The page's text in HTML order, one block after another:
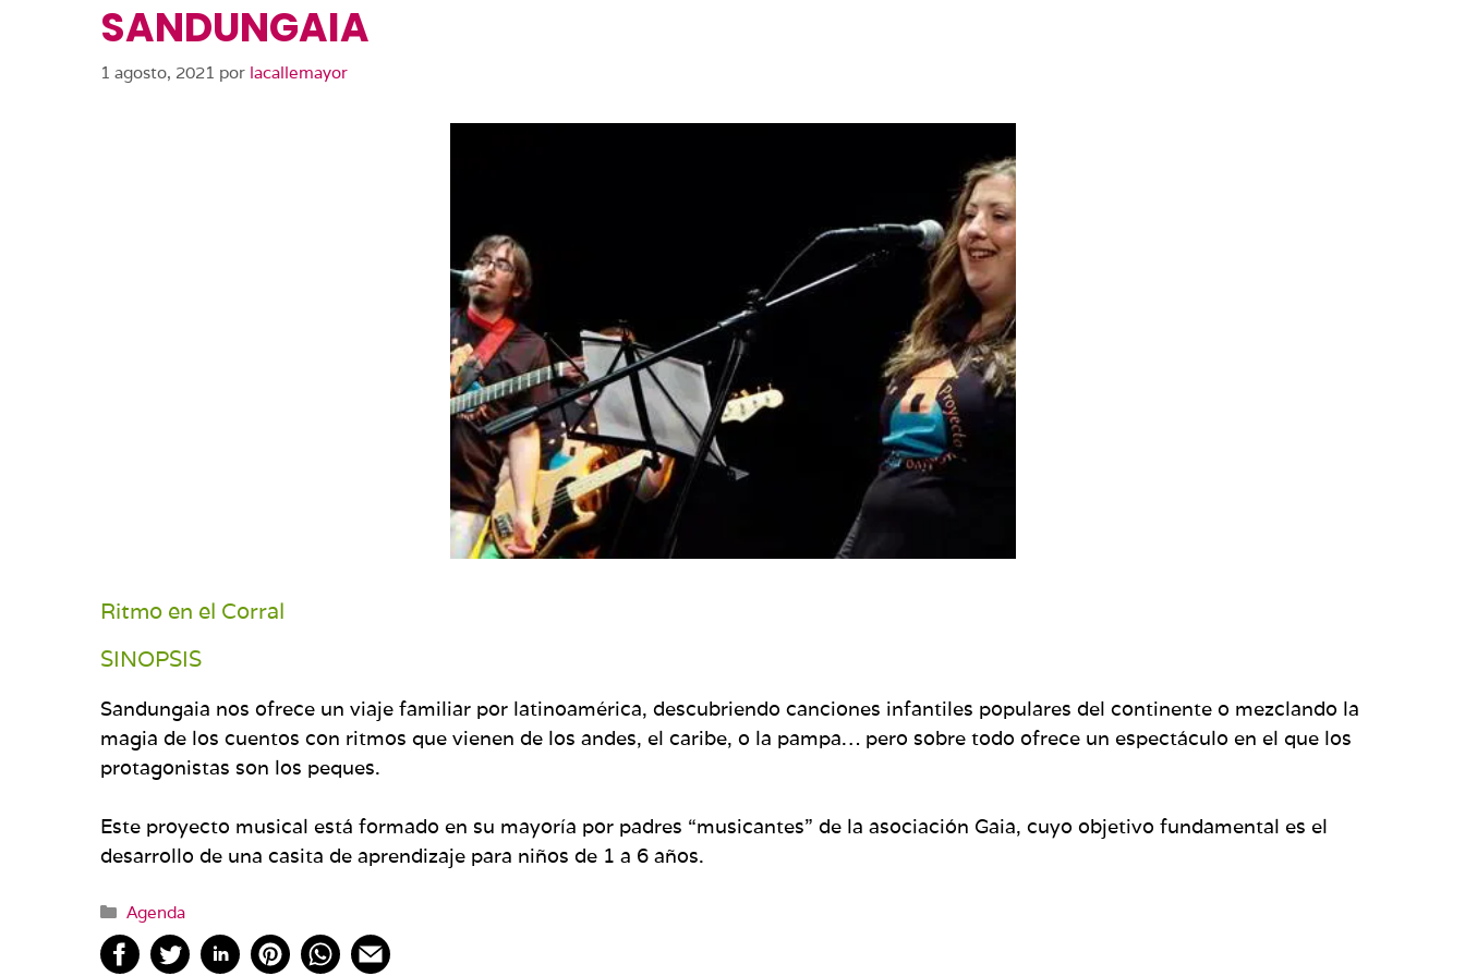
SANDUNGAIA
1 agosto, 2021 por lacallemayor
Ritmo en el Corral
SINOPSIS
Sandungaia nos ofrece un viaje familiar por latinoamérica, descubriendo canciones infantiles populares del continente o mezclando la
magia de los cuentos con ritmos que vienen de los andes, el caribe, o la pampa… pero sobre todo ofrece un espectáculo en el que los
protagonistas son los peques.
Este proyecto musical está formado en su mayoría por padres “musicantes” de la asociación Gaia, cuyo objetivo fundamental es el
desarrollo de una casita de aprendizaje para niños de 1 a 6 años.
Categorías
Agenda